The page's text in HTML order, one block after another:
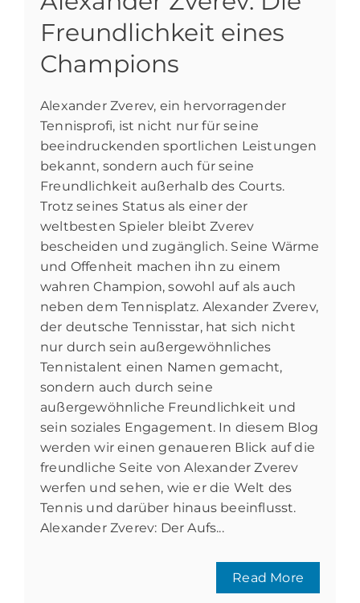
Freundlichkeit eines
Champions
Alexander Zverev, ein hervorragender
Tennisprofi, ist nicht nur für seine
beeindruckenden sportlichen Leistungen
bekannt, sondern auch für seine
Freundlichkeit außerhalb des Courts.
Trotz seines Status als einer der
weltbesten Spieler bleibt Zverev
bescheiden und zugänglich. Seine Wärme
und Offenheit machen ihn zu einem
wahren Champion, sowohl auf als auch
neben dem Tennisplatz. Alexander Zverev,
der deutsche Tennisstar, hat sich nicht
nur durch sein außergewöhnliches
Tennistalent einen Namen gemacht,
sondern auch durch seine
außergewöhnliche Freundlichkeit und
sein soziales Engagement. In diesem Blog
werden wir einen genaueren Blick auf die
freundliche Seite von Alexander Zverev
werfen und sehen, wie er die Welt des
Tennis und darüber hinaus beeinflusst.
Alexander Zverev: Der Aufs...
Read More